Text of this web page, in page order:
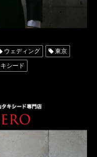
ウェディング 東京
シード
シード種類
キシード東京
タル リメイク